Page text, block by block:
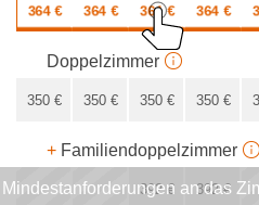
364€ 364 € 364€ 364 €
Doppelzimmer
350 € 350 € 350 € 350 €
+ Familiendoppelzimmer
Mindestanforderungen an das x
392€ 392€